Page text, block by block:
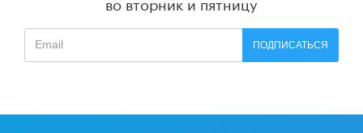
ПОДПИСАТЬСЯ